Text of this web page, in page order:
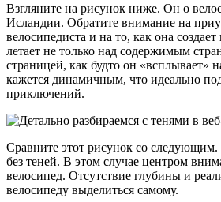
Взгляните на рисунок ниже. Он о
Исландии. Обратите внимание на
велосипедиста и на то, как она
летает не только над содержимым
страницей, как будто он «всплывает»
кажется динамичным, что идеально
приключений.
Сравните этот рисунок со
без теней. В этом случае центром
велосипед. Отсутствие глубины и
велосипеду выделиться самому.